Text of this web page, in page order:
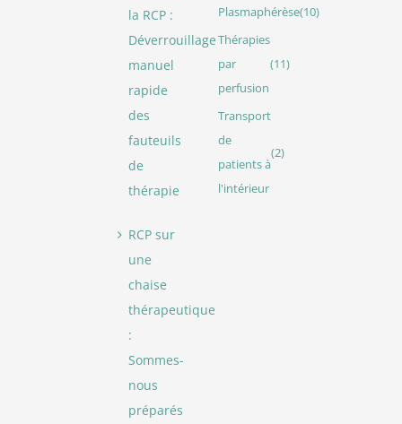
la RCP :
Déverrouillage
manuel
rapide
des
fauteuils
de
thérapie
RCP sur
une
chaise
thérapeutique
:
Sommes-
nous
préparés
Plasmaphérèse(10)
Thérapies
par
perfusion
(11)
Transport
de
patients à
l'intérieur
(2)